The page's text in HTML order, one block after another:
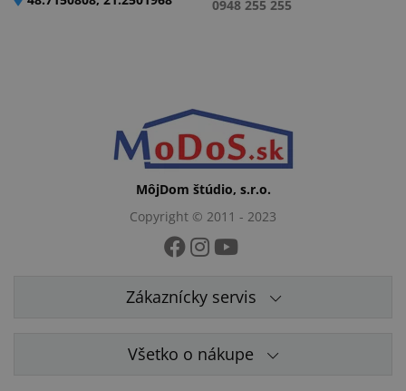
0948 255 255
MôjDom štúdio, s.r.o.
Copyright © 2011 - 2023
Zákaznícky servis
Všetko o nákupe